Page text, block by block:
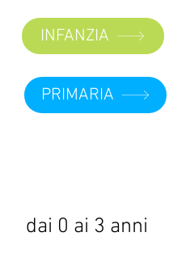
INFANZIA
PRIMARIA
dai 0 ai 3 anni